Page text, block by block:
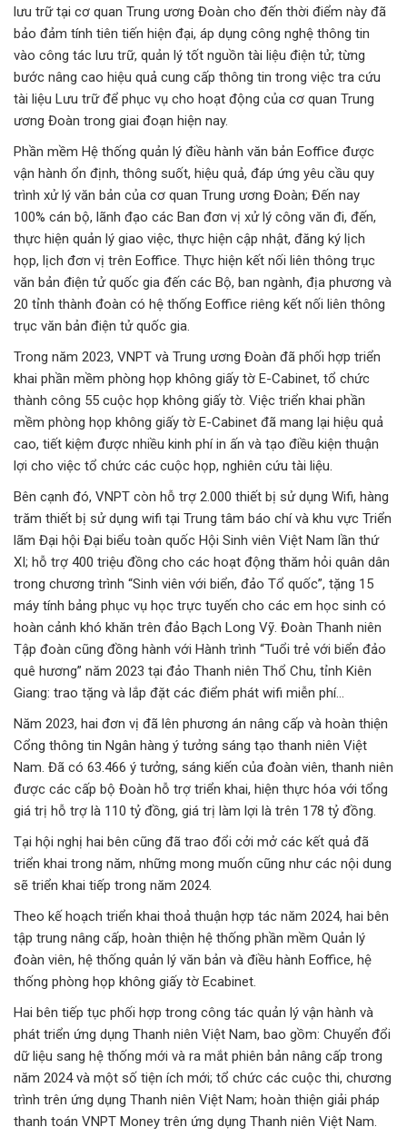
lưu trữ tại cơ quan Trung ương Đoàn cho đến thời điểm này đã
bảo đảm tính tiên tiến hiện đại, áp dụng công nghệ thông tin
vào công tác lưu trữ, quản lý tốt nguồn tài liệu điện tử; từng
bước nâng cao hiệu quả cung cấp thông tin trong việc tra cứu
tài liệu Lưu trữ để phục vụ cho hoạt động của cơ quan Trung
ương Đoàn trong giai đoạn hiện nay.
Phần mềm Hệ thống quản lý điều hành văn bản Eoffice được
vận hành ổn định, thông suốt, hiệu quả, đáp ứng yêu cầu quy
trình xử lý văn bản của cơ quan Trung ương Đoàn; Đến nay
100% cán bộ, lãnh đạo các Ban đơn vị xử lý công văn đi, đến,
thực hiện quản lý giao việc, thực hiện cập nhật, đăng ký lịch
họp, lịch đơn vị trên Eoffice. Thực hiện kết nối liên thông trục
văn bản điện tử quốc gia đến các Bộ, ban ngành, địa phương và
20 tỉnh thành đoàn có hệ thống Eoffice riêng kết nối liên thông
trục văn bản điện tử quốc gia.
Trong năm 2023, VNPT và Trung ương Đoàn đã phối hợp triển
khai phần mềm phòng họp không giấy tờ E-Cabinet, tổ chức
thành công 55 cuộc họp không giấy tờ. Việc triển khai phần
mềm phòng họp không giấy tờ E-Cabinet đã mang lại hiệu quả
cao, tiết kiệm được nhiều kinh phí in ấn và tạo điều kiện thuận
lợi cho việc tổ chức các cuộc họp, nghiên cứu tài liệu.
Bên cạnh đó, VNPT còn hỗ trợ 2.000 thiết bị sử dụng Wifi, hàng
trăm thiết bị sử dụng wifi tại Trung tâm báo chí và khu vực Triển
lãm Đại hội Đại biểu toàn quốc Hội Sinh viên Việt Nam lần thứ
XI; hỗ trợ 400 triệu đồng cho các hoạt động thăm hỏi quân dân
trong chương trình “Sinh viên với biển, đảo Tổ quốc”, tặng 15
máy tính bảng phục vụ học trực tuyến cho các em học sinh có
hoàn cảnh khó khăn trên đảo Bạch Long Vỹ. Đoàn Thanh niên
Tập đoàn cũng đồng hành với Hành trình “Tuổi trẻ với biển đảo
quê hương” năm 2023 tại đảo Thanh niên Thổ Chu, tỉnh Kiên
Giang: trao tặng và lắp đặt các điểm phát wifi miễn phí…
Năm 2023, hai đơn vị đã lên phương án nâng cấp và hoàn thiện
Cổng thông tin Ngân hàng ý tưởng sáng tạo thanh niên Việt
Nam. Đã có 63.466 ý tưởng, sáng kiến của đoàn viên, thanh niên
được các cấp bộ Đoàn hỗ trợ triển khai, hiện thực hóa với tổng
giá trị hỗ trợ là 110 tỷ đồng, giá trị làm lợi là trên 178 tỷ đồng.
Tại hội nghị hai bên cũng đã trao đổi cởi mở các kết quả đã
triển khai trong năm, những mong muốn cũng như các nội dung
sẽ triển khai tiếp trong năm 2024.
Theo kế hoạch triển khai thoả thuận hợp tác năm 2024, hai bên
tập trung nâng cấp, hoàn thiện hệ thống phần mềm Quản lý
đoàn viên, hệ thống quản lý văn bản và điều hành Eoffice, hệ
thống phòng họp không giấy tờ Ecabinet.
Hai bên tiếp tục phối hợp trong công tác quản lý vận hành và
phát triển ứng dụng Thanh niên Việt Nam, bao gồm: Chuyển đổi
dữ liệu sang hệ thống mới và ra mắt phiên bản nâng cấp trong
năm 2024 và một số tiện ích mới; tổ chức các cuộc thi, chương
trình trên ứng dụng Thanh niên Việt Nam; hoàn thiện giải pháp
thanh toán VNPT Money trên ứng dụng Thanh niên Việt Nam.